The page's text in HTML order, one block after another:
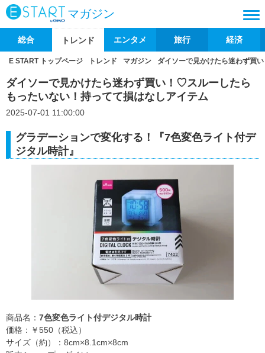
マガジン
総合 トレンド エンタメ 旅行 経済
E START トップページ トレンド マガジン ダイソーで見かけたら迷わず買
ダイソーで見かけたら迷わず買い！♡スルーしたら
もったいない！持ってて損はなしアイテム
2025-07-01 11:00:00
グラデーションで変化する！『7色変色ライト付デ
ジタル時計』
商品名： 7色変色ライト付デジタル時計
価格：￥550（税込）
サイズ（約）：8cm×8.1cm×8cm